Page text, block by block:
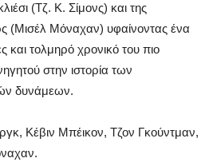
(Τζ. Κ. Σίμονς) και της
(Μισέλ Μόναχαν) υφαίνοντας ένα
και τολμηρό χρονικό του πιο
στην ιστορία των
δυνάμεων.
Κέβιν Μπέικον, Τζον Γκούντμαν,